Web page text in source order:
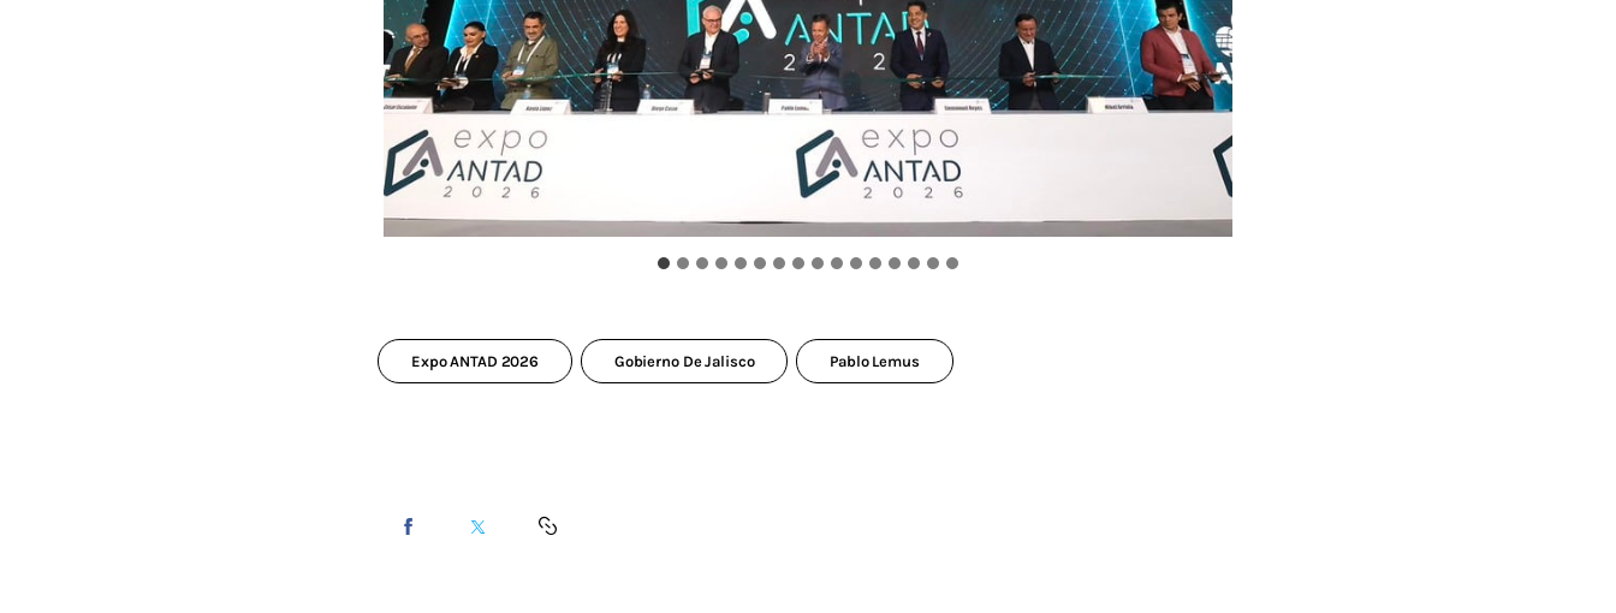
Expo ANTAD 2026 Gobierno De Jalisco Pablo Lemus